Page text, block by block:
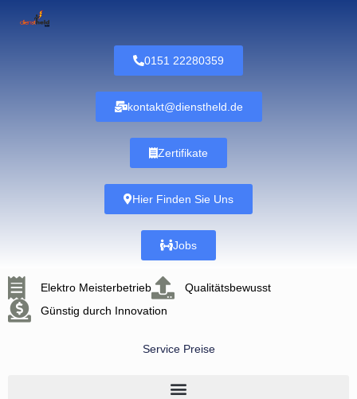
0151 22280359
kontakt@dienstheld.de
Zertifikate
Hier Finden Sie Uns
Jobs
Elektro Meisterbetrieb
Qualitätsbewusst
Günstig durch Innovation
Service Preise